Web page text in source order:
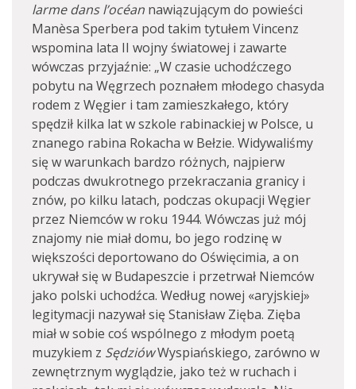
larme dans l’océan nawiązującym do powieści
Manèsa Sperbera pod takim tytułem Vincenz
wspomina lata II wojny światowej i zawarte
wówczas przyjaźnie: „W czasie uchodźczego
pobytu na Węgrzech poznałem młodego chasyda
rodem z Węgier i tam zamieszkałego, który
spędził kilka lat w szkole rabinackiej w Polsce, u
znanego rabina Rokacha w Bełzie. Widywaliśmy
się w warunkach bardzo różnych, najpierw
podczas dwukrotnego przekraczania granicy i
znów, po kilku latach, podczas okupacji Węgier
przez Niemców w roku 1944. Wówczas już mój
znajomy nie miał domu, bo jego rodzinę w
większości deportowano do Oświęcimia, a on
ukrywał się w Budapeszcie i przetrwał Niemców
jako polski uchodźca. Według nowej «aryjskiej»
legitymacji nazywał się Stanisław Zięba. Zięba
miał w sobie coś wspólnego z młodym poetą
muzykiem z SędziówWyspiańskiego, zarówno w
zewnętrznym wyglądzie, jako też w ruchach i